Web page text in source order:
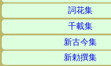
詞花集
千載集
新古今集
新勅撰集